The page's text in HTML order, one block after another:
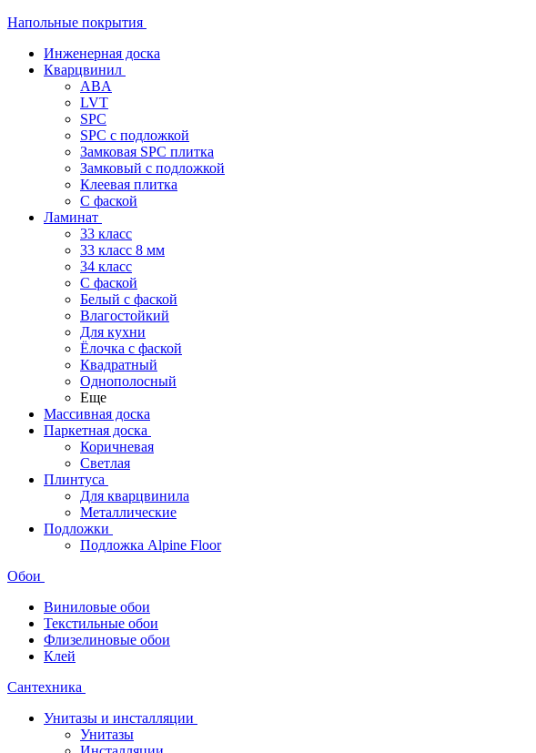
Напольные покрытия
Инженерная доска
Кварцвинил
ABA
LVT
SPC
SPC с подложкой
Замковая SPC плитка
Замковый с подложкой
Клеевая плитка
С фаской
Ламинат
33 класс
33 класс 8 мм
34 класс
C фаской
Белый с фаской
Влагостойкий
Для кухни
Ёлочка с фаской
Квадратный
Однополосный
Еще
Массивная доска
Паркетная доска
Коричневая
Светлая
Плинтуса
Для кварцвинила
Металлические
Подложки
Подложка Alpine Floor
Обои
Виниловые обои
Текстильные обои
Флизелиновые обои
Клей
Сантехника
Унитазы и инсталляции
Унитазы